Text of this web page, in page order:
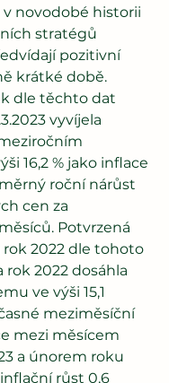
novodobé historii
stratégů
pozitivní
krátké době.
dle těchto dat
vyvíjela
16,2 % jako inflace
roční nárůst
cen za
Potvrzená
rok 2022 dle tohoto
rok 2022 dosáhla
ve výši 15,1
meziměsíční
mezi měsícem
a únorem roku
růst 0,6